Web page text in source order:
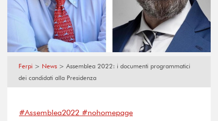
Ferpi > News > Assemblea 2022: i documenti programmatici
dei candidati alla Presidenza
#Assemblea2022 #nohomepage